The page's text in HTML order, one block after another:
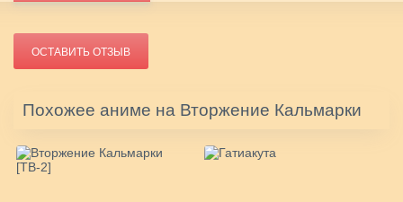
ОСТАВИТЬ ОТЗЫВ
Похожее аниме на Вторжение Кальмарки